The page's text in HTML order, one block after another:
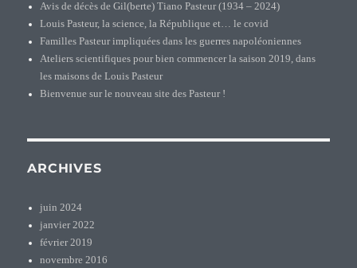
Avis de décès de Gil(berte) Tiano Pasteur (1934 – 2024)
Louis Pasteur, la science, la République et… le covid
Familles Pasteur impliquées dans les guerres napoléoniennes
Ateliers scientifiques pour bien commencer la saison 2019, dans
les maisons de Louis Pasteur
Bienvenue sur le nouveau site des Pasteur !
ARCHIVES
juin 2024
janvier 2022
février 2019
novembre 2016